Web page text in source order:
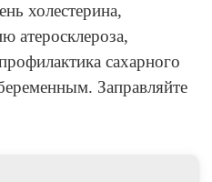
холестерина,
атеросклероза,
сахарного
Заправляйте